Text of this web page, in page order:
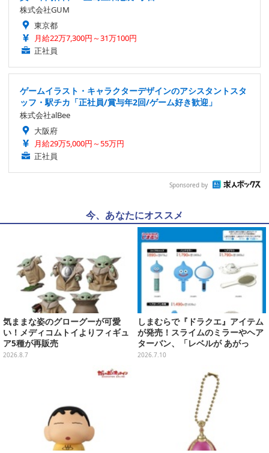
株式会社GUM
東京都
月給22万7,300円～31万100円
正社員
ゲームイラスト・キャラクターデザインのアシスタントスタ
ッフ・駅チカ「正社員/賞与年2回/ゲーム好き歓迎」
株式会社alBee
大阪府
月給29万5,000円～55万円
正社員
Sponsored by
今、あなたにオススメ
気ままな姿のグローグーが可愛
い！メディコムトイよりフィギュ
ア5種が再販売
2026.8.7
しまむらで『ドラクエ』アイテム
が発売！スライムのミラーやヘア
ターバン、「レベルが あがっ
た！」アクセサリーなど
2026.7.10